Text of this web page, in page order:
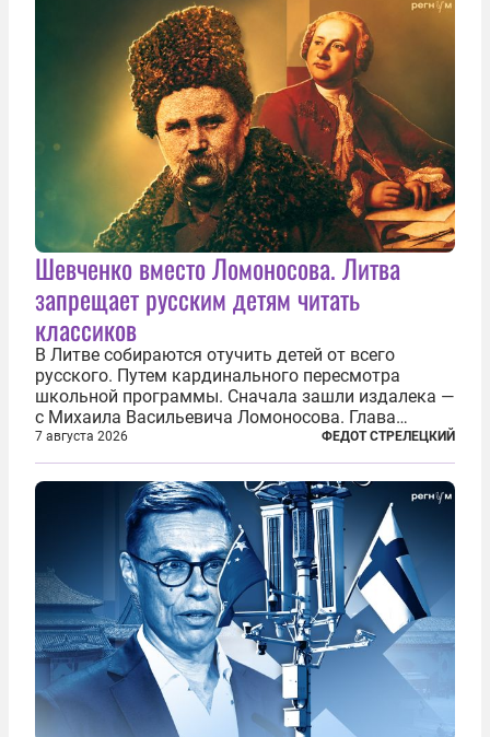
Шевченко вместо Ломоносова. Литва
запрещает русским детям читать
классиков
В Литве собираются отучить детей от всего
русского. Путем кардинального пересмотра
школьной программы. Сначала зашли издалека —
с Михаила Васильевича Ломоносова. Глава
правительства Литвы Миндаугас Синкявичюс
предложил исключить его тексты из программ
общего образования. Мотивировал он это тем,
7 августа 2026 ФЕДОТ СТРЕЛЕЦКИЙ